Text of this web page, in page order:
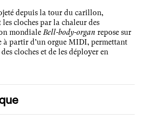
depuis la tour du carillon,
cloches par la chaleur des
mondiale Bell-body-organ repose sur
à partir d’un orgue MIDI, permettant
cloches et de les déployer en